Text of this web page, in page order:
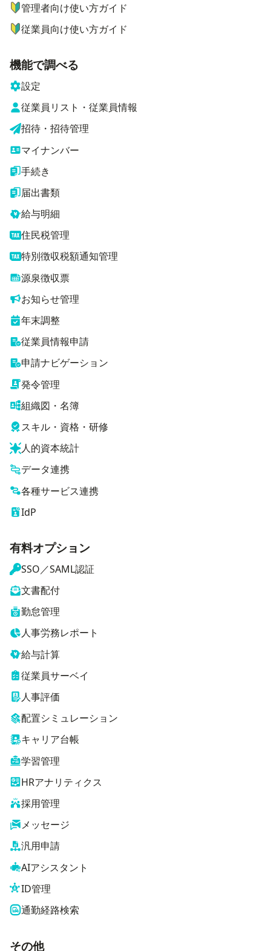
管理者向け使い方ガイド
従業員向け使い方ガイド
機能で調べる
設定
従業員リスト・従業員情報
招待・招待管理
マイナンバー
手続き
届出書類
給与明細
住民税管理
特別徴収税額通知管理
源泉徴収票
お知らせ管理
年末調整
従業員情報申請
申請ナビゲーション
発令管理
組織図・名簿
スキル・資格・研修
人的資本統計
データ連携
各種サービス連携
IdP
有料オプション
SSO／SAML認証
文書配付
勤怠管理
人事労務レポート
給与計算
従業員サーベイ
人事評価
配置シミュレーション
キャリア台帳
学習管理
HRアナリティクス
採用管理
メッセージ
汎用申請
AIアシスタント
ID管理
通勤経路検索
その他